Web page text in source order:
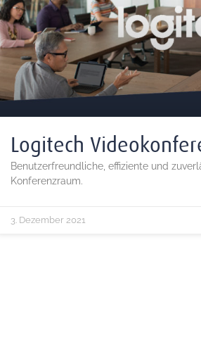
Logitech
Benutzerfreundliche, effiziente und
Konferenzraum.
3. Dezember 2021